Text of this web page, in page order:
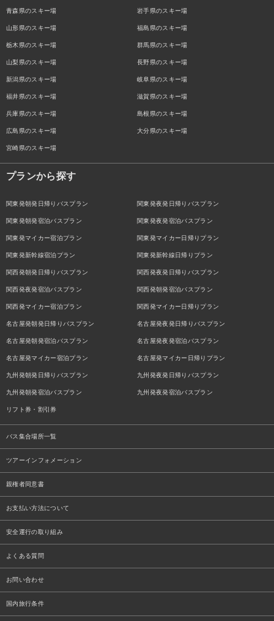
青森県のスキー場 岩手県のスキー場
山形県のスキー場 福島県のスキー場
栃木県のスキー場 群馬県のスキー場
山梨県のスキー場 長野県のスキー場
新潟県のスキー場 岐阜県のスキー場
福井県のスキー場 滋賀県のスキー場
兵庫県のスキー場 島根県のスキー場
広島県のスキー場 大分県のスキー場
宮崎県のスキー場
プランから探す
関東発朝発日帰りバスプラン 関東発夜発日帰りバスプラン
関東発朝発宿泊バスプラン 関東発夜発宿泊バスプラン
関東発マイカー宿泊プラン 関東発マイカー日帰りプラン
関東発新幹線宿泊プラン 関東発新幹線日帰りプラン
関西発朝発日帰りバスプラン 関西発夜発日帰りバスプラン
関西発夜発宿泊バスプラン 関西発朝発宿泊バスプラン
関西発マイカー宿泊プラン 関西発マイカー日帰りプラン
名古屋発朝発日帰りバスプラン 名古屋発夜発日帰りバスプラン
名古屋発朝発宿泊バスプラン 名古屋発夜発宿泊バスプラン
名古屋発マイカー宿泊プラン 名古屋発マイカー日帰りプラン
九州発朝発日帰りバスプラン 九州発夜発日帰りバスプラン
九州発朝発宿泊バスプラン 九州発夜発宿泊バスプラン
リフト券・割引券
バス集合場所一覧
ツアーインフォメーション
親権者同意書
お支払い方法について
安全運行の取り組み
よくある質問
お問い合わせ
国内旅行条件